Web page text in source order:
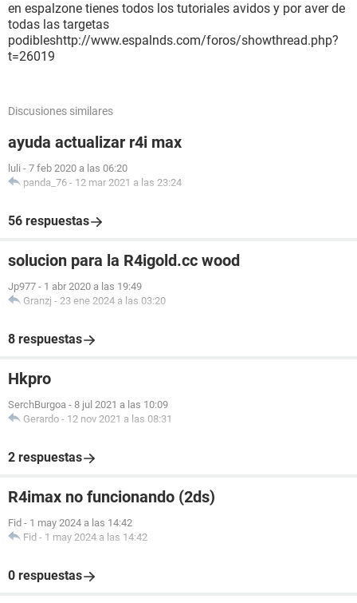
en espalzone tienes todos los tutoriales avidos y por aver de
todas las targetas
podibleshttp://www.espalnds.com/foros/showthread.php?
t=26019
Discusiones similares
ayuda actualizar r4i max
luli - 7 feb 2020 a las 06:20
panda_76 - 12 mar 2021 a las 23:24
56 respuestas
solucion para la R4igold.cc wood
Jp977 - 1 abr 2020 a las 19:49
Granzj - 23 ene 2024 a las 03:20
8 respuestas
Hkpro
SerchBurgoa - 8 jul 2021 a las 10:09
Gerardo - 12 nov 2021 a las 08:31
2 respuestas
R4imax no funcionando (2ds)
Fid - 1 may 2024 a las 14:42
Fid - 1 may 2024 a las 14:42
0 respuestas